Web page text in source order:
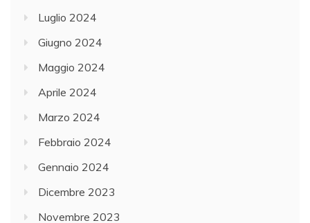
Luglio 2024
Giugno 2024
Maggio 2024
Aprile 2024
Marzo 2024
Febbraio 2024
Gennaio 2024
Dicembre 2023
Novembre 2023